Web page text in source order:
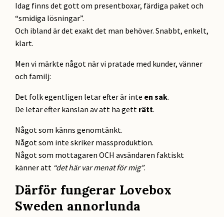
Idag finns det gott om presentboxar, färdiga paket och
“smidiga lösningar”.
Och ibland är det exakt det man behöver. Snabbt, enkelt,
klart.
Men vi märkte något när vi pratade med kunder, vänner
och familj:
Det folk egentligen letar efter är inte en sak.
De letar efter känslan av att ha gett rätt.
Något som känns genomtänkt.
Något som inte skriker massproduktion.
Något som mottagaren OCH avsändaren faktiskt
känner att “det här var menat för mig”.
Därför fungerar Lovebox
Sweden annorlunda